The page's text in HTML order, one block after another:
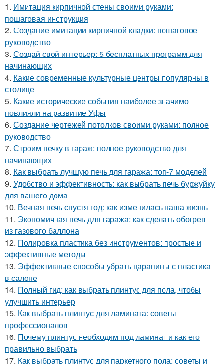
1. Имитация кирпичной стены своими руками:
пошаговая инструкция
2. Создание имитации кирпичной кладки: пошаговое
руководство
3. Создай свой интерьер: 5 бесплатных программ для
начинающих
4. Какие современные культурные центры популярны в
столице
5. Какие исторические события наиболее значимо
повлияли на развитие Уфы
6. Создание чертежей потолков своими руками: полное
руководство
7. Строим печку в гараж: полное руководство для
начинающих
8. Как выбрать лучшую печь для гаража: топ-7 моделей
9. Удобство и эффективность: как выбрать печь буржуйку
для вашего дома
10. Вечная печь спустя год: как изменилась наша жизнь
11. Экономичная печь для гаража: как сделать обогрев
из газового баллона
12. Полировка пластика без инструментов: простые и
эффективные методы
13. Эффективные способы убрать царапины с пластика
в салоне
14. Полный гид: как выбрать плинтус для пола, чтобы
улучшить интерьер
15. Как выбрать плинтус для ламината: советы
профессионалов
16. Почему плинтус необходим под ламинат и как его
правильно выбрать
17. Как выбрать плинтус для паркетного пола: советы и